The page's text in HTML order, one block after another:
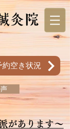
約空き状況
があります～